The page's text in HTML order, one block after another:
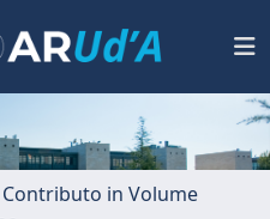
in Volume